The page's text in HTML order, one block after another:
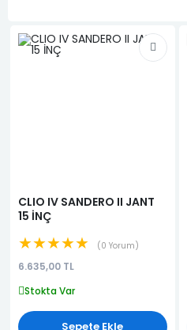
CLIO IV SANDERO II JANT
15 İNÇ
★★★★★ 0 Yorum
6.635,00 TL
Stokta Var
Sepete Ekle